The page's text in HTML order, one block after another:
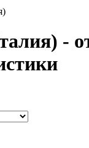
-